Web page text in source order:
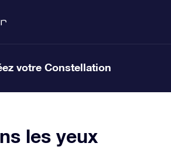
votre Constellation
les yeux